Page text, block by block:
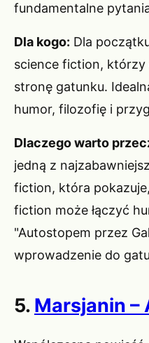
fundamentalne
Dla kogo: Dla
science fiction, którzy
stronę gatunku.
humor, filozofię i
Dlaczego warto
jedną z
fiction, która
fiction może łączyć
"Autostopem przez
wprowadzenie do
5. Marsjanin –